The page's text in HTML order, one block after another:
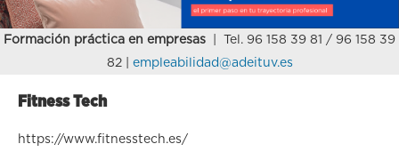
Formación práctica en empresas
| Tel. 96 158 39 81 / 96 158 39
82 | empleabilidad@adeituv.es
Fitness Tech
https://www.fitnesstech.es/